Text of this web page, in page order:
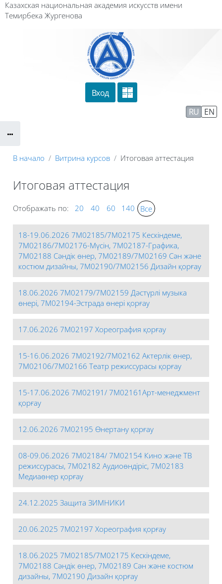
Перейти к основному содержанию
Казахская национальная академия искусств имени
Темирбека Жургенова
Вход
RU EN
В начало Витрина курсов Итоговая аттестация
Итоговая аттестация
Отображать по: 20 40 60 140 Все
18-19.06.2026 7М02185/7М02175 Кескіндеме,
7М02186/7М02176-Мүсін, 7М02187-Графика,
7М02188 Сәндік өнер, 7М02189/7М02169 Сән және
костюм дизайны, 7М02190/7М02156 Дизайн қорғау
18.06.2026 7М02179/7М02159 Дәстүрлі музыка
өнері, 7М02194-Эстрада өнері қорғау
17.06.2026 7М02197 Хореография қорғау
15-16.06.2026 7М02192/7М02162 Актерлік өнер,
7М02106/7М02166 Театр режиссурасы қорғау
15-17.06.2026 7М02191/ 7М02161Арт-менеджмент
қорғау
12.06.2026 7М02195 Өнертану қорғау
08-09.06.2026 7М02184/ 7М02154 Кино және ТВ
режиссурасы, 7М02182 Аудиоөндіріс, 7М02183
Медиаөнер қорғау
24.12.2025 Защита ЗИМНИКИ
20.06.2025 7М02197 Хореография қорғау
18.06.2025 7М02185/7М02175 Кескіндеме,
7М02188 Сәндік өнер, 7М02189 Сән және костюм
дизайны, 7М02190 Дизайн қорғау